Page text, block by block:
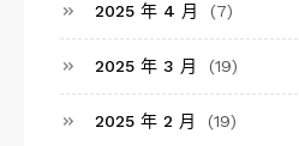
2025 年 4 月 (7)
2025 年 3 月 (19)
2025 年 2 月 (19)